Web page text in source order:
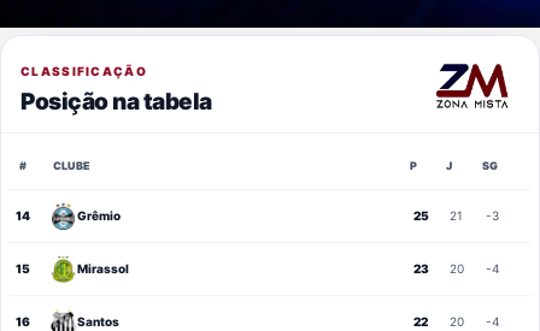
CLASSIFICAÇÃO
Posição na tabela
# CLUBE P J SG
14 Grêmio 25 21 -3
15 Mirassol 23 20 -4
16 Santos 22 20 -4